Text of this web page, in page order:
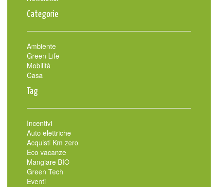
Categorie
Ambiente
Green Life
Mobilità
Casa
Tag
Incentivi
Auto elettriche
Acquisti Km zero
Eco vacanze
Mangiare BIO
Green Tech
Eventi